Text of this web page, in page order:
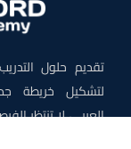
تقديم حلول
لتشكيل خريطة
العربي، لا تنتظر